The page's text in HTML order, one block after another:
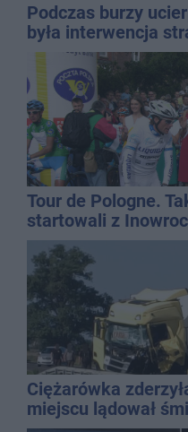
Podczas burzy
była interwencja
Tour de Pologne.
startowali z
Ciężarówka
miejscu lądował